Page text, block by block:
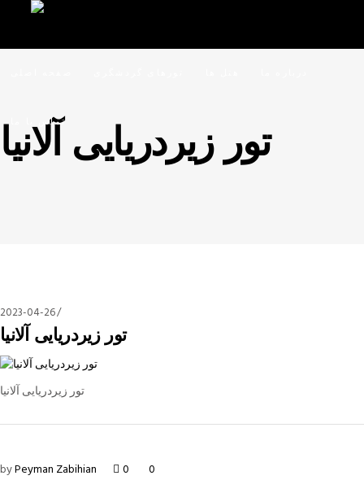
تماس با ما
تور زیردریایی آلانیا
2023-04-26
تور زیردریایی آلانیا
تور زیردریایی آلانیا
byPeyman Zabihian 0 0